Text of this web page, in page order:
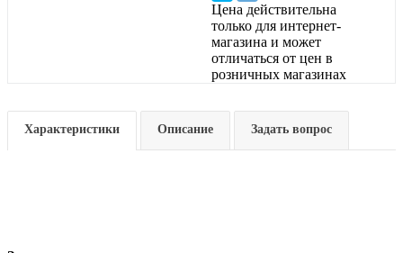
Цена действительна
только для интернет-
магазина и может
отличаться от цен в
розничных магазинах
Характеристики Описание Задать вопрос